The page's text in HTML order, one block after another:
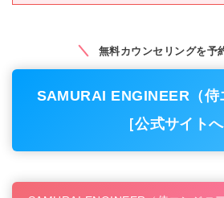
無料カウンセリングを予
SAMURAI ENGINEER（侍
［公式サイトへ